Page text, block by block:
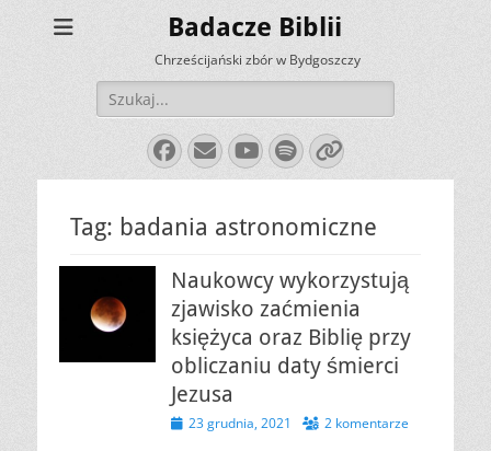
Badacze Biblii
Chrześcijański zbór w Bydgoszczy
Szukaj:
Facebook
E-
mail
YouTube
Spotify
Link
Tag: badania astronomiczne
Naukowcy wykorzystują
zjawisko zaćmienia
księżyca oraz Biblię przy
obliczaniu daty śmierci
Jezusa
Opublikowano
23 grudnia, 2021 2 komentarze